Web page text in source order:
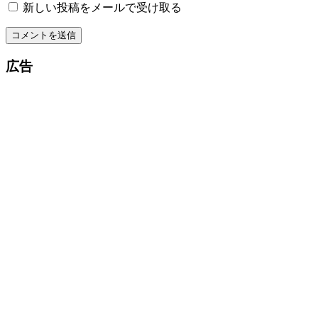
新しい投稿をメールで受け取る
広告